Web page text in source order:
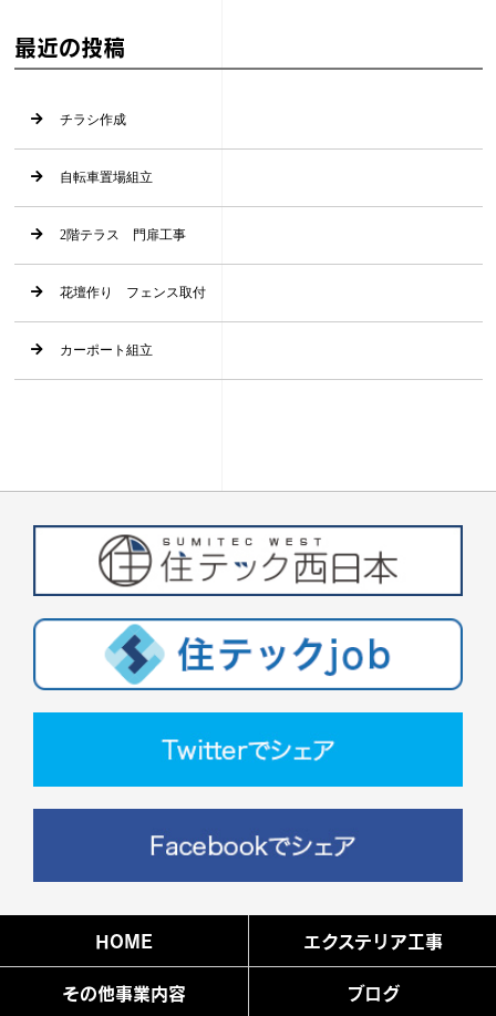
最近の投稿
チラシ作成
自転車置場組立
2階テラス 門扉工事
花壇作り フェンス取付
カーポート組立
HOME エクステリア工事
その他事業内容 ブログ